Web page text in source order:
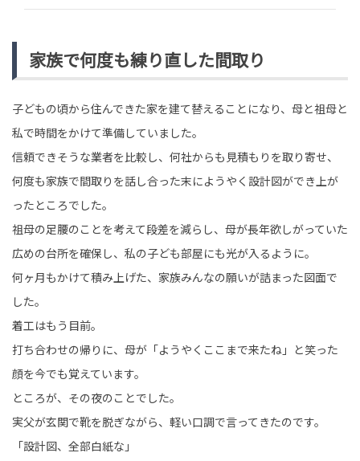
家族で何度も練り直した間取り
子どもの頃から住んできた家を建て替えることになり、母と祖母と
私で時間をかけて準備していました。
信頼できそうな業者を比較し、何社からも見積もりを取り寄せ、
何度も家族で間取りを話し合った末にようやく設計図ができ上が
ったところでした。
祖母の足腰のことを考えて段差を減らし、母が長年欲しがっていた
広めの台所を確保し、私の子ども部屋にも光が入るように。
何ヶ月もかけて積み上げた、家族みんなの願いが詰まった図面で
した。
着工はもう目前。
打ち合わせの帰りに、母が「ようやくここまで来たね」と笑った
顔を今でも覚えています。
ところが、その夜のことでした。
実父が玄関で靴を脱ぎながら、軽い口調で言ってきたのです。
「設計図、全部白紙な」